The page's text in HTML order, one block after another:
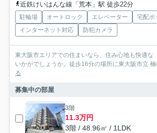
近鉄けいはんな線「荒本」駅 徒歩22分
駐輪場 オートロック エレベーター
宅配ボ
インターネット対応
防犯カメラ
東大阪市エリアでの住まいなら、住み心地も快適な
いかがでしょうか。徒歩16分の場所に東大阪市立
る
募集中の部屋
3階
11.3万円
3階 / 48.96㎡ / 1LDK